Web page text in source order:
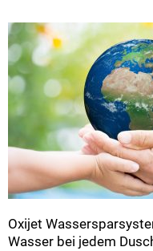
Oxijet
Wasser bei jedem